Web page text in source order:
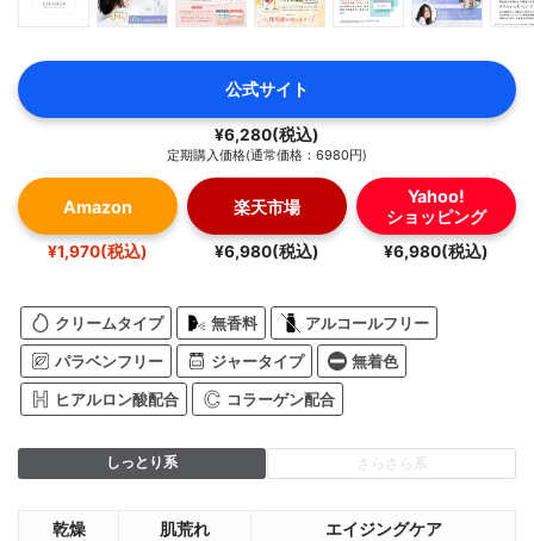
公式サイト
¥6,280(税込)
定期購入価格(通常価格：6980円)
Amazon
¥1,970(税込)
楽天市場
¥6,980(税込)
Yahoo!
ショッピング
¥6,980(税込)
クリームタイプ 無香料 アルコールフリー
パラベンフリー ジャータイプ 無着色
ヒアルロン酸配合 コラーゲン配合
しっとり系 さらさら系
乾燥 肌荒れ エイジングケア